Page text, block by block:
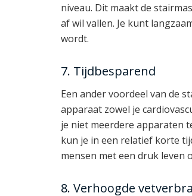
niveau. Dit maakt de
af wil vallen. Je kunt
wordt.
7. Tijdbesparend
Een ander voordeel van de
apparaat zowel je
je niet meerdere apparaten
kun je in een relatief korte
mensen met een druk leven
8. Verhoogde